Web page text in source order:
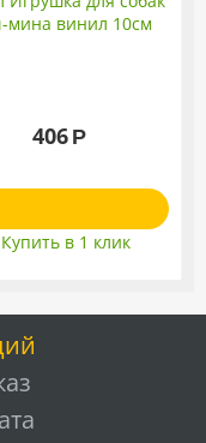
мина винил 10см
406 Р
Купить в 1 клик